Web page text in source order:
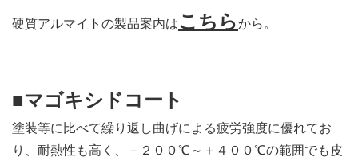
硬質アルマイトの製品案内はこちらから。
■マゴキシドコート
塗装等に比べて繰り返し曲げによる疲労強度に優れてお
り、耐熱性も高く、－２００℃～＋４００℃の範囲でも皮